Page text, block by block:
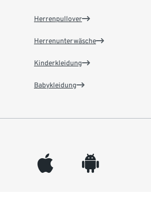
Herrenpullover
Herrenunterwäsche
Kinderkleidung
Babykleidung
appleinc android